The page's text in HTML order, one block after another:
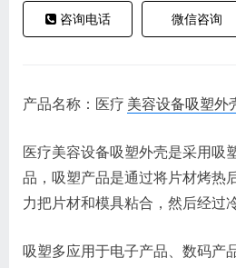
咨询电话 微信咨询
产品名称：医疗 美容设备吸塑外
医疗美容设备吸塑外壳是采用吸
品，吸塑产品是通过将片材烤热
力把片材和模具粘合，然后经过
吸塑多应用于电子产品、数码产